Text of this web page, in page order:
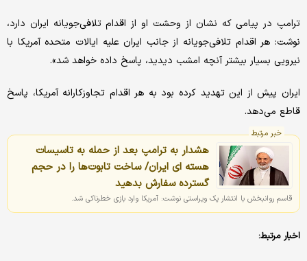
ترامپ در پیامی که نشان از وحشت او از اقدام تلافی‌جویانه ایران دارد،
نوشت: هر اقدام تلافی‌جویانه از جانب ایران علیه ایالات متحده آمریکا با
نیرویی بسیار بیشتر آنچه امشب دیدید، پاسخ داده خواهد شد».
ایران پیش از این تهدید کرده بود به هر اقدام تجاوزکارانه آمریکا، پاسخ
قاطع می‌دهد.
خبر مرتبط
هشدار به ترامپ بعد از حمله به تاسیسات
هسته ای ایران/ ساخت تابوت‌ها را در حجم
گسترده سفارش بدهید
قاسم روانبخش با انتشار یک ویراستی نوشت: آمریکا وارد بازی خطرناکی شد.
اخبار مرتبط: